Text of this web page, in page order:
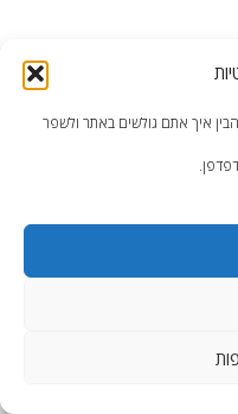
איך אתם גולשים באתר ולשפר
WordPress